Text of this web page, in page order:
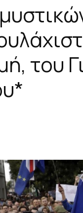
του